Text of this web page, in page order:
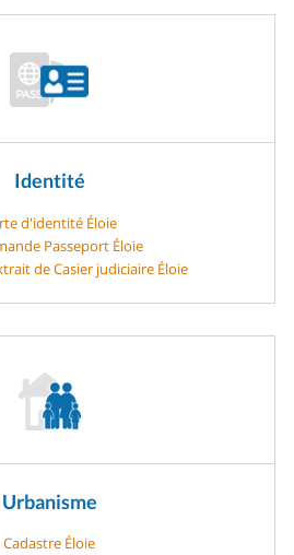
Identité
d'identité Éloie
Passeport Éloie
de Casier judiciaire Éloie
Urbanisme
Cadastre Éloie